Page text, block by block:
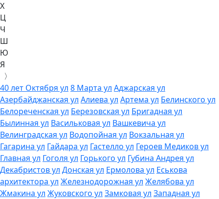
Х
Ц
Ч
Ш
Ю
Я
〉
40 лет Октября ул 8 Марта ул Аджарская ул
Азербайджанская ул Алиева ул Артема ул Белинского ул
Белореченская ул Березовская ул Бригадная ул
Былинная ул Васильковая ул Вашкевича ул
Велинградская ул Водопойная ул Вокзальная ул
Гагарина ул Гайдара ул Гастелло ул Героев Медиков ул
Главная ул Гоголя ул Горького ул Губина Андрея ул
Декабристов ул Донская ул Ермолова ул Еськова
архитектора ул Железнодорожная ул Желябова ул
Жмакина ул Жуковского ул Замковая ул Западная ул